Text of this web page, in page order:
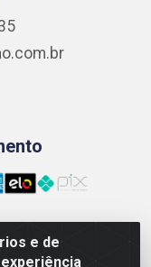
e de
Antônio Severiano